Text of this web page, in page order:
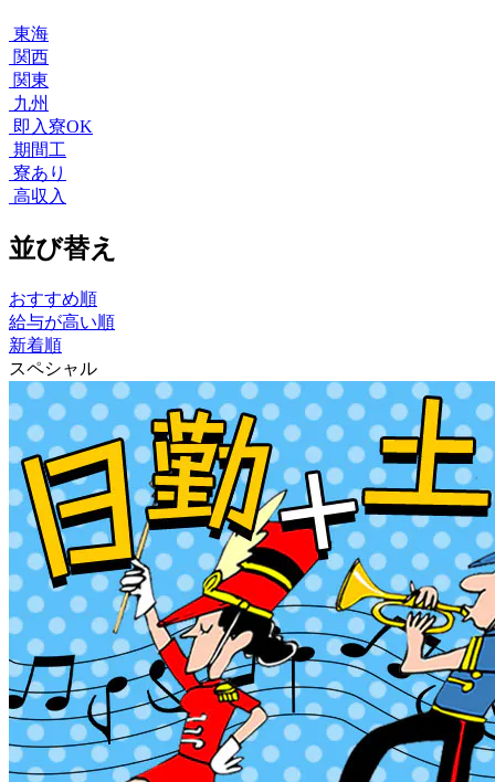
東海
関西
関東
九州
即入寮OK
期間工
寮あり
高収入
並び替え
おすすめ順
給与が高い順
新着順
スペシャル